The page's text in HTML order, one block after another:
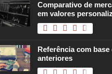
Comparativo de
em valores
Referência com
anteriores